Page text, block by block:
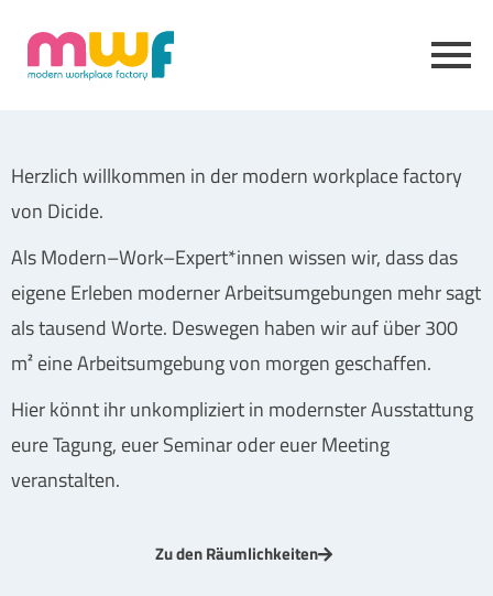
Herzlichwillkommen in der modernworkplacefactory
von Dicide.
Als Modern–Work–Expert*innen wissen wir, dass das
eigene Erleben moderner Arbeitsumgebungen mehr sagt
als tausend Worte. Deswegen haben wir auf über 300
m²eine Arbeitsumgebung von morgen geschaffen.
Hierkönnt ihrunkompliziert in modernster Ausstattung
eureTagung, euerSeminar odereuerMeeting
veranstalten.
Zu den Räumlichkeiten